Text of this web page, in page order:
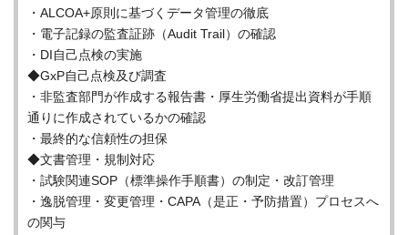
・ALCOA+原則に基づくデータ管理の徹底
・電子記録の監査証跡（Audit Trail）の確認
・DI自己点検の実施
◆GxP自己点検及び調査
・非監査部門が作成する報告書・厚生労働省提出資料が手順
通りに作成されているかの確認
・最終的な信頼性の担保
◆文書管理・規制対応
・試験関連SOP（標準操作手順書）の制定・改訂管理
・逸脱管理・変更管理・CAPA（是正・予防措置）プロセスへ
の関与